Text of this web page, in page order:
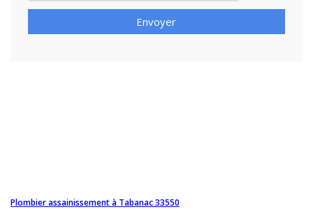
Envoyer
Plombier assainissement à Tabanac 33550